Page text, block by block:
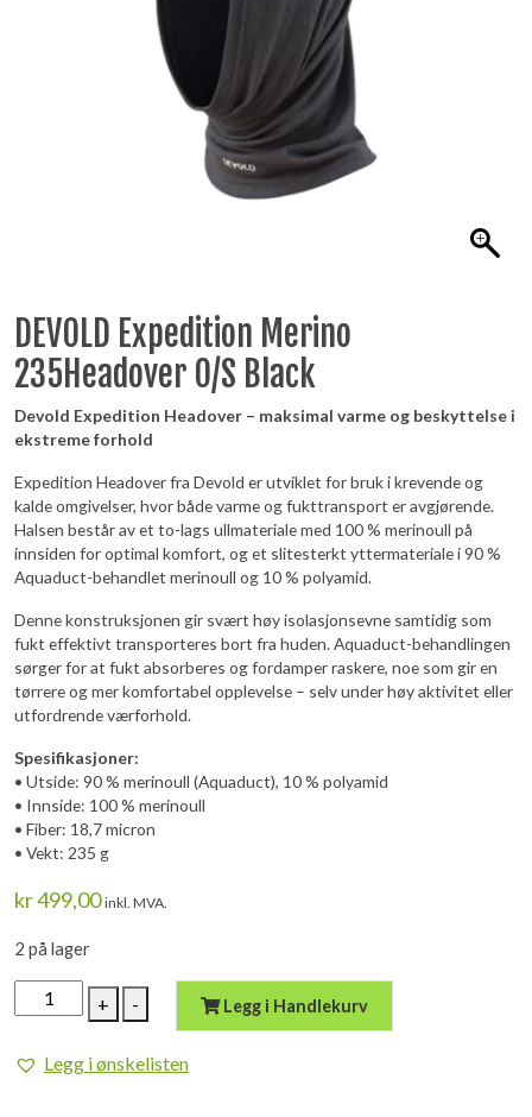
DEVOLD Expedition Merino
235Headover O/S Black
Devold Expedition Headover – maksimal varme og beskyttelse i
ekstreme forhold
Expedition Headover fra Devold er utviklet for bruk i krevende og
kalde omgivelser, hvor både varme og fukttransport er avgjørende.
Halsen består av et to-lags ullmateriale med 100 % merinoull på
innsiden for optimal komfort, og et slitesterkt yttermateriale i 90 %
Aquaduct-behandlet merinoull og 10 % polyamid.
Denne konstruksjonen gir svært høy isolasjonsevne samtidig som
fukt effektivt transporteres bort fra huden. Aquaduct-behandlingen
sørger for at fukt absorberes og fordamper raskere, noe som gir en
tørrere og mer komfortabel opplevelse – selv under høy aktivitet eller
utfordrende værforhold.
Spesifikasjoner:
• Utside: 90 % merinoull (Aquaduct), 10 % polyamid
• Innside: 100 % merinoull
• Fiber: 18,7 micron
• Vekt: 235 g
kr499,00 inkl. MVA.
2 på lager
+
DEVOLD
Expedition
235Headover
- Legg i Handlekurv
Legg i ønskelisten